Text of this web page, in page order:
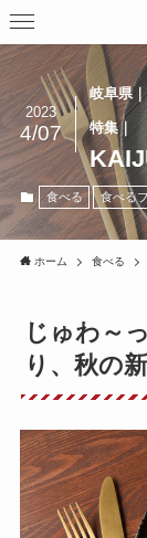
岐阜県
特集｜
2023
4/07
食べる 食べる
ホーム 食べる
じゅわ～
り、秋の